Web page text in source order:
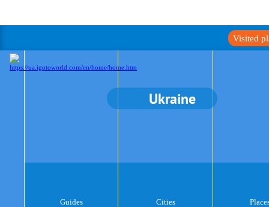
Visited
Ukraine
Guides Cities